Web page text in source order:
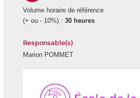
Volume horaire de référence
(+ ou - 10%) : 30 heures
Responsable(s)
Marion POMMET